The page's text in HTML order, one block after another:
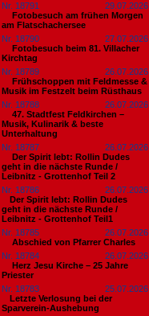
Nr. 18791
29.07.2026
Fotobesuch am frühen Morgen
am Flatschachersee
Nr. 18790
27.07.2026
Fotobesuch beim 81. Villacher
Kirchtag
Nr. 18789
26.07.2026
Frühschoppen mit Feldmesse &
Musik im Festzelt beim Rüsthaus
Nr. 18788
26.07.2026
47. Stadtfest Feldkirchen –
Musik, Kulinarik & beste
Unterhaltung
Nr. 18787
26.07.2026
Der Spirit lebt: Rollin Dudes
geht in die nächste Runde /
Leibnitz - Grottenhof Teil 2
Nr. 18786
26.07.2026
​Der Spirit lebt: Rollin Dudes
geht in die nächste Runde /
Leibnitz - Grottenhof Teil1
Nr. 18785
26.07.2026
Abschied von Pfarrer Charles
Nr. 18784
26.07.2026
Herz Jesu Kirche – 25 Jahre
Priester
Nr. 18783
25.07.2026
​Letzte Verlosung bei der
Sparverein-Aushebung